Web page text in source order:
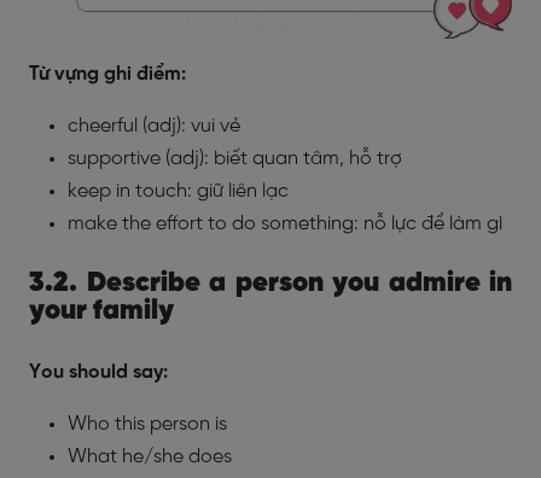
Từ vựng ghi điểm:
cheerful (adj): vui vẻ
supportive (adj): biết quan tâm, hỗ trợ
keep in touch: giữ liên lạc
make the effort to do something: nỗ lực để làm gì
3.2. Describe a person you admire in
your family
You should say:
Who this person is
What he/she does